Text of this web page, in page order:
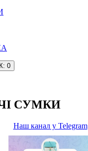
: 0
СУМКИ
Наш канал у Telegram